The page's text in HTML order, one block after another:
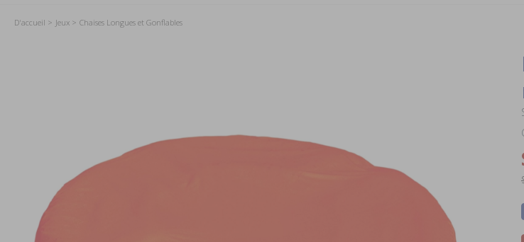
D'accueil Jeux Chaises Longues et Gonflables